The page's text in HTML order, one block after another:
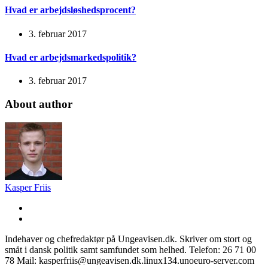
Hvad er arbejdsløshedsprocent?
3. februar 2017
Hvad er arbejdsmarkedspolitik?
3. februar 2017
About author
Kasper Friis
Indehaver og chefredaktør på Ungeavisen.dk. Skriver om stort og
småt i dansk politik samt samfundet som helhed. Telefon: 26 71 00
78 Mail: kasperfriis@ungeavisen.dk.linux134.unoeuro-server.com